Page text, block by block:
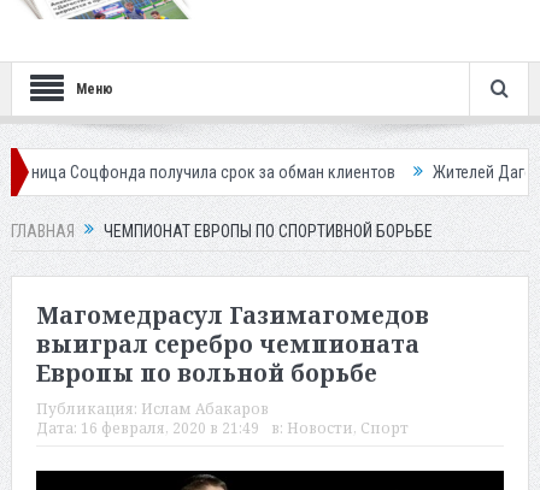
Меню
срок за обман клиентов Жителей Дагестана приглашает в
ГЛАВНАЯ ЧЕМПИОНАТ ЕВРОПЫ ПО СПОРТИВНОЙ БОРЬБЕ
Магомедрасул Газимагомедов
выиграл серебро чемпионата
Европы по вольной борьбе
Публикация: Ислам Абакаров
Дата: 16 февраля, 2020 в 21:49 в: Новости, Спорт